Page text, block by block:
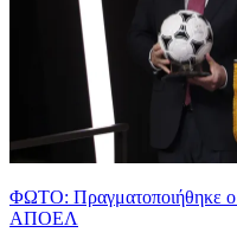
ΦΩΤΟ: Πραγματοποιήθηκε ο
ΑΠΟΕΛ